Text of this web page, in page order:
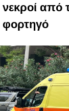
νεκροί από
φορτηγό